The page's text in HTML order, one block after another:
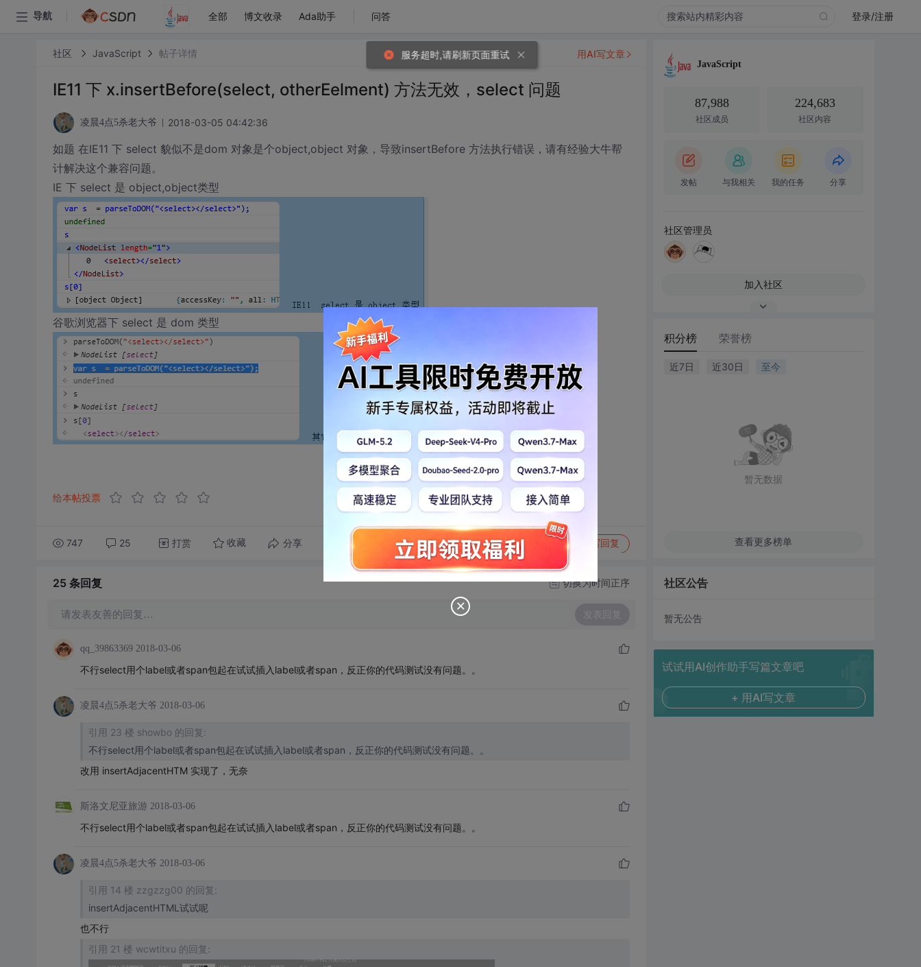
导航 全部 博文收录 Ada助手 问答 登录/注册
社区 JavaScript 帖子详情
IE11 下 x.insertBefore(select, otherEelment) 方法无效，select 问题
凌晨4点5杀老大爷 2018-03-05 04:42:36
如题 在IE11 下 select 貌似不是dom 对象是个object,object 对象，导致insertBefore 方法执行错误，请有经验大牛帮
计解决这个兼容问题。
IE 下 select 是 object,object类型
谷歌浏览器下 select 是 dom 类型
给本帖投票
747 25 打赏 收藏 分享 转发到动态 举报 写回复
用AI写文章
25 条回复 切换为时间正序
请发表友善的回复… 发表回复
qq_39863369 2018-03-06
不行select用个label或者span包起在试试插入label或者span，反正你的代码测试没有问题。。
凌晨4点5杀老大爷 2018-03-06
引用 23 楼 showbo 的回复:
不行select用个label或者span包起在试试插入label或者span，反正你的代码测试没有问题。。
改用 insertAdjacentHTM 实现了，无奈
斯洛文尼亚旅游 2018-03-06
不行select用个label或者span包起在试试插入label或者span，反正你的代码测试没有问题。。
凌晨4点5杀老大爷 2018-03-06
引用 14 楼 zzgzzg00 的回复:
insertAdjacentHTML试试呢
也不行
引用 21 楼 wcwtitxu 的回复:
JavaScript
87,988
社区成员
224,683
社区内容
发帖 与我相关 我的任务 分享
社区管理员
加入社区
积分榜 荣誉榜
近7日 近30日 至今
暂无数据
查看更多榜单
社区公告
暂无公告
试试用AI创作助手写篇文章吧
+ 用AI写文章